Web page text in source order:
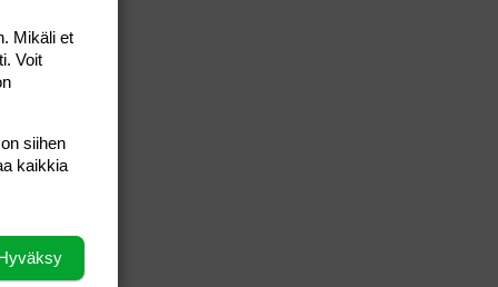
Mikäli et
Voit
siihen
kaikkia